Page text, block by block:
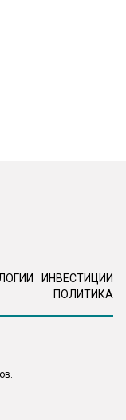
ИНВЕСТИЦИИ
ПОЛИТИКА